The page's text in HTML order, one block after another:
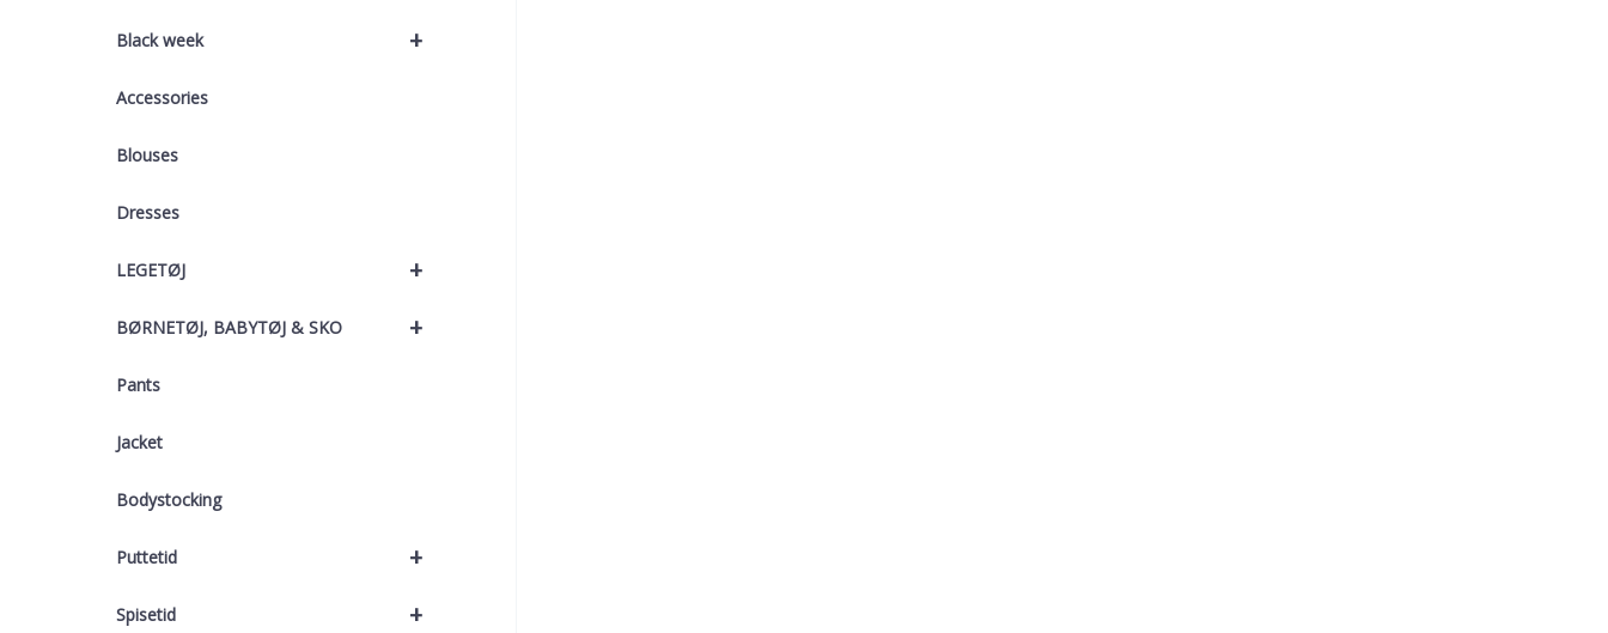
+
Black week
Accessories
Blouses
Dresses
+
LEGETØJ
+
BØRNETØJ, BABYTØJ & SKO
Pants
Jacket
Bodystocking
+
Puttetid
+
Spisetid